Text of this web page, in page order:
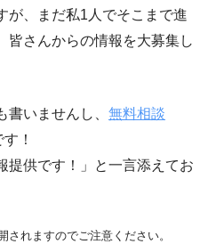
が、まだ私1人でそこまで進
皆さんからの情報を大募集し
書いませんし、 無料相談
！
提供です！」と一言添えてお
れますのでご注意ください。